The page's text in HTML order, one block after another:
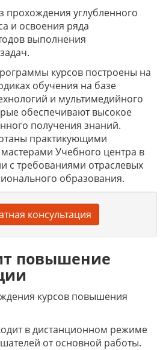
прохождения углубленного
и освоения ряда
выполнения
курсов построены на
обучения на базе
и мультимедийного
обеспечивают высокое
получения знаний.
практикующими
Учебного центра в
с требованиями отраслевых
образования.
консультация
повышение
курсов повышения
в дистанционном режиме
от основной работы.